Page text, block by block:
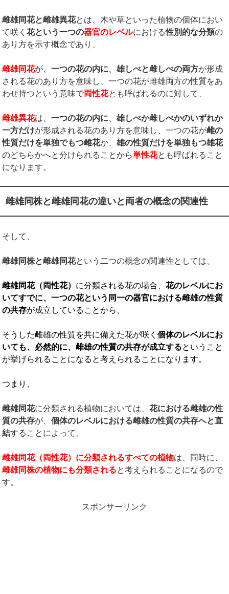
雌雄同花と雌雄異花とは、木や草といった植物の個体におい
て咲く花という一つの器官のレベルにおける性別的な分類の
あり方を示す概念であり、
雌雄同花が、一つの花の内に 、雄しべと雌しべの両方が形成
される花のあり方を意味し、一つの花が雌雄両方の性質をあ
わせ持つという意味で両性花とも呼ばれるのに対して、
雌雄異花は、一つの花の内に 、雄しべか雌しべかのいずれか
一方だけが形成される花のあり方を意味し、一つの花が雌の
性質だけを単独でもつ雌花か、雄の性質だけを単独もつ雄花
のどちらかへと分けられることから単性花とも呼ばれること
になります。
雌雄同株と雌雄同花の違いと両者の概念の関連性
そして、
雌雄同株と雌雄同花という二つの概念の関連性としては、
雌雄同花（両性花） に分類される花の場合、花のレベルにお
いてすでに、一つの花という同一の器官における雌雄の性質
の共存が成立していることから、
そうした雌雄の性質を共に備えた花が咲く個体のレベルにお
いても、必然的に、雌雄の性質の共存が成立するということ
が挙げられることになると考えられることになります。
つまり、
雌雄同花に分類される植物においては、花における雌雄の性
質の共存が、個体のレベルにおける雌雄の性質の共存へと直
結することによって、
雌雄同花（両性花）に分類されるすべての植物は、同時に、
雌雄同株の植物にも分類されると考えられることになるので
す。
スポンサーリンク